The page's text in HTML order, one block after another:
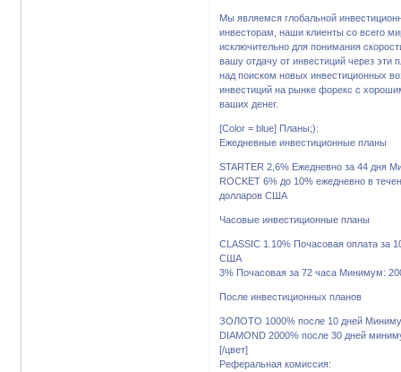
Мы являемся глобальной
инвесторам, наши клиенты со всего
исключительно для понимания
вашу отдачу от инвестиций через эти
над поиском новых инвестиционных
инвестиций на рынке форекс с
ваших денег.
[Color = blue] Планы;):
Ежедневные инвестиционные планы
STARTER 2,6% Ежедневно за 44 дня
ROCKET 6% до 10% ежедневно в
долларов США
Часовые инвестиционные планы
CLASSIC 1.10% Почасовая оплата
США
3% Почасовая за 72 часа Минимум:
После инвестиционных планов
ЗОЛОТО 1000% после 10 дней
DIAMOND 2000% после 30 дней
[/цвет]
Реферальная комиссия: